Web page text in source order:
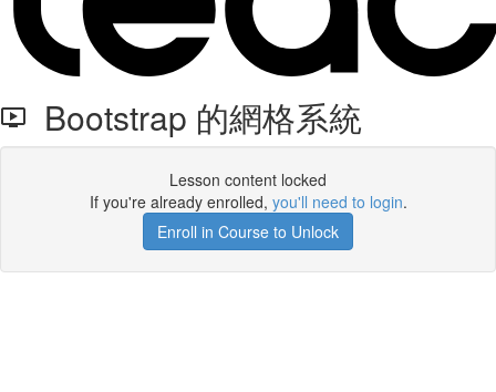
Bootstrap 的網格系統
Lesson content locked
If you're already enrolled, you'll need to login.
Enroll in Course to Unlock